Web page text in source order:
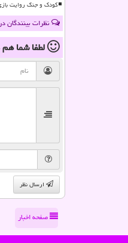
کودک و جنگ روایت
نظرات بینندگان
لطفا شما هم
ارسال نظر
صفحه اخبار